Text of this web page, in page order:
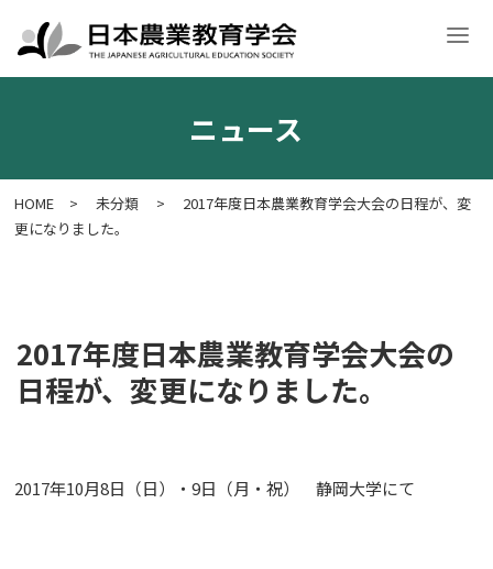
学会案内 入会・各種申請 学術大会 学会誌・刊行物 意見文
ニュース
HOME > 未分類 >
2017年度日本農業教育学会大会の日程が、変
更になりました。
2017年度日本農業教育学会大会の
日程が、変更になりました。
2017年10月8日（日）・9日（月・祝） 静岡大学にて